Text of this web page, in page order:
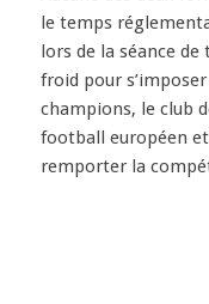
le temps
lors de la séance
froid pour
champions, le club
football européen
remporter la